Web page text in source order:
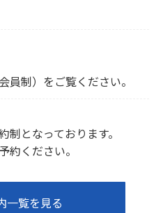
員制）をご覧ください。
となっております。
約ください。
一覧を見る